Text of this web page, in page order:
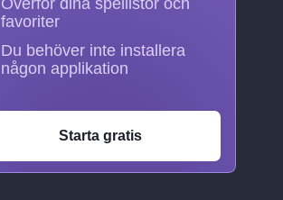
Överför dina spellistor och
favoriter
Du behöver inte installera
någon applikation
Starta gratis